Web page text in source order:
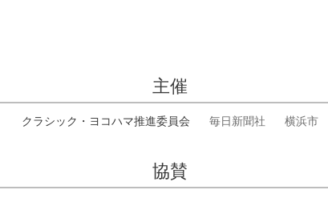
主催
クラシック・ヨコハマ推進委員会 毎日新聞社 横浜市
協賛